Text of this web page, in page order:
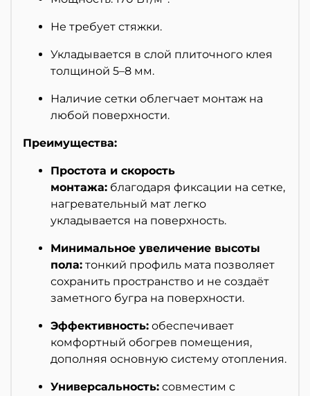
Не требует стяжки.
Укладывается в слой плиточного клея
толщиной 5–8 мм.
Наличие сетки облегчает монтаж на
любой поверхности.
Преимущества:
Простота и скорость
монтажа: благодаря фиксации на сетке,
нагревательный мат легко
укладывается на поверхность.
Минимальное увеличение высоты
пола: тонкий профиль мата позволяет
сохранить пространство и не создаёт
заметного бугра на поверхности.
Эффективность: обеспечивает
комфортный обогрев помещения,
дополняя основную систему отопления.
Универсальность: совместим с